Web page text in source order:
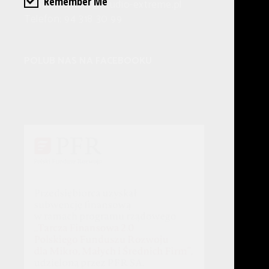
E-mail: kontakt@studio-extreme.pl